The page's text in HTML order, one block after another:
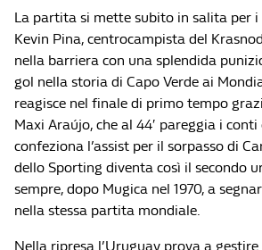
La partita si mette subito in salita per i
Kevin Pina, centrocampista del
nella barriera con una splendida
gol nella storia di Capo Verde ai
reagisce nel finale di primo tempo
Maxi Araújo, che al 44′ pareggia i conti
confeziona l’assist per il sorpasso di
dello Sporting diventa così il secondo
sempre, dopo Mugica nel 1970, a
nella stessa partita mondiale.
Nella ripresa l’Uruguay prova a